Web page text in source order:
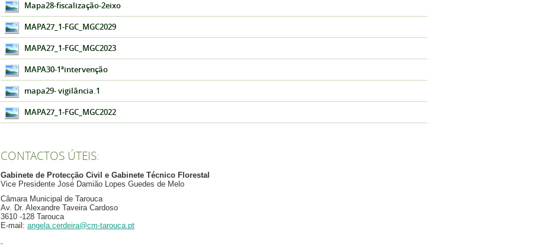
Mapa28-fiscalização-2eixo
MAPA27_1-FGC_MGC2029
MAPA27_1-FGC_MGC2023
MAPA30-1ªintervenção
mapa29- vigilância.1
MAPA27_1-FGC_MGC2022
CONTACTOS ÚTEIS:
Gabinete de Protecção Civil e Gabinete Técnico Florestal
Vice Presidente José Damião Lopes Guedes de Melo
Câmara Municipal de Tarouca
Av. Dr. Alexandre Taveira Cardoso
3610 -128 Tarouca
E-mail: angela.cerdeira@cm-tarouca.pt